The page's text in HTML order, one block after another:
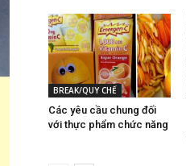
BREAK/QUY CHẾ
Các yêu cầu chung đối
với thực phẩm chức năng